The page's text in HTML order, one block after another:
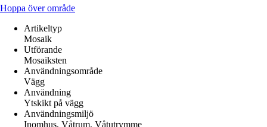
Hoppa över område
Artikeltyp
Mosaik
Utförande
Mosaiksten
Användningsområde
Vägg
Användning
Ytskikt på vägg
Användningsmiljö
Inomhus, Våtrum, Våtutrymme